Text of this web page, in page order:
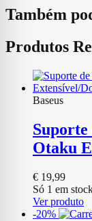
Também
Produtos
Baseus
Suporte
Otaku
€ 19,99
Só 1 em
Ver produto
-20%